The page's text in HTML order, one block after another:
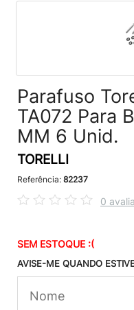
Parafuso
TA072 Para
MM 6 Unid.
TORELLI
Referência: 82237
0
SEM ESTOQUE :(
AVISE-ME QUANDO